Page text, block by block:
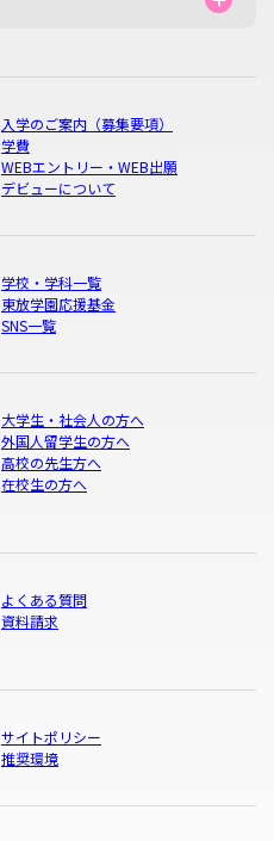
入学のご案内（募集要項）
学費
WEBエントリー・WEB出願
デビューについて
学校・学科一覧
東放学園応援基金
SNS一覧
大学生・社会人の方へ
外国人留学生の方へ
高校の先生方へ
在校生の方へ
よくある質問
資料請求
サイトポリシー
推奨環境